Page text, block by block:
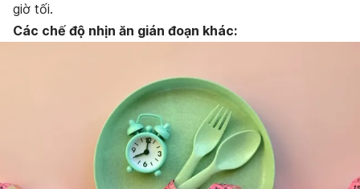
giờ tối.
Các chế độ nhịn ăn gián đoạn khác: